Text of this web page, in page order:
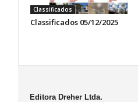
Classificados
Classificados 05/12/2025
Editora Dreher Ltda.